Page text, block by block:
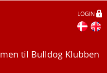
LOGIN
til Bulldog Klubben